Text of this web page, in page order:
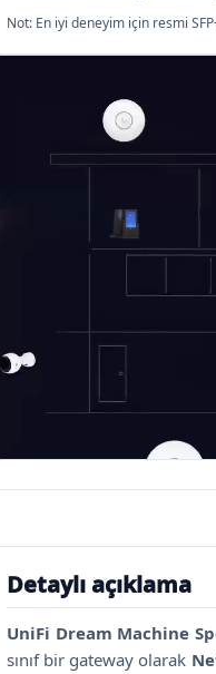
Not: En iyi deneyim için resmi
Detaylı açıklama
UniFi Dream Machine
sınıf bir gateway olarak